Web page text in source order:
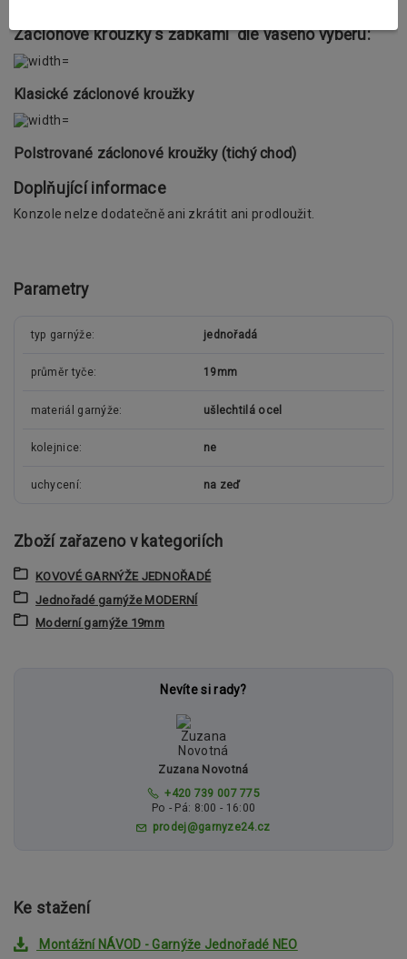
Záclonové kroužky s žabkami dle vašeho výběru:
Klasické záclonové kroužky
Polstrované záclonové kroužky (tichý chod)
Doplňující informace
Konzole nelze dodatečně ani zkrátit ani prodloužit.
Parametry
typ garnýže jednořadá
průměr tyče 19mm
materiál garnýže ušlechtilá ocel
kolejnice ne
uchycení na zeď
Zboží zařazeno v kategoriích
KOVOVÉ GARNÝŽE JEDNOŘADÉ
Jednořadé garnýže MODERNÍ
Moderní garnýže 19mm
Nevíte si rady?
Zuzana Novotná
+420 739 007 775
Po - Pá: 8:00 - 16:00
prodej@garnyze24.cz
Ke stažení
Montážní NÁVOD - Garnýže Jednořadé NEO